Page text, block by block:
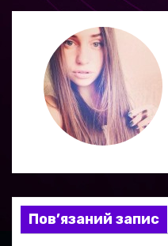
в
і
я
Пов’язаний запис